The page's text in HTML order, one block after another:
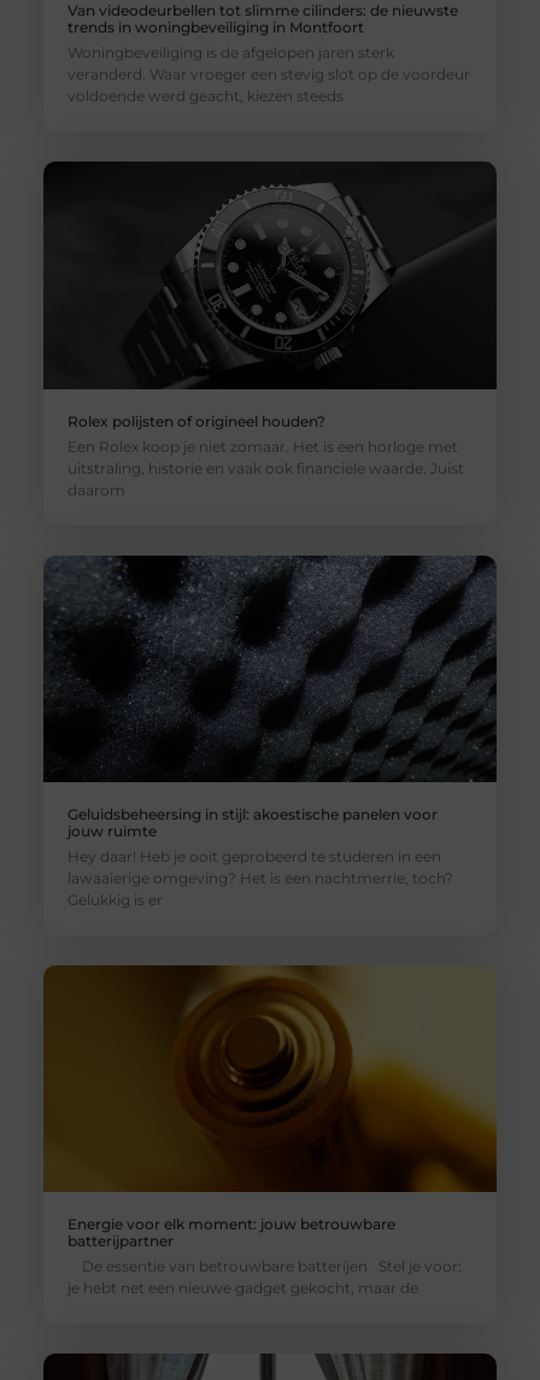
Van videodeurbellen tot slimme cilinders: de nieuwste
trends in woningbeveiliging in Montfoort
Woningbeveiliging is de afgelopen jaren sterk
veranderd. Waar vroeger een stevig slot op de voordeur
voldoende werd geacht, kiezen steeds
Rolex polijsten of origineel houden?
Een Rolex koop je niet zomaar. Het is een horloge met
uitstraling, historie en vaak ook financiële waarde. Juist
daarom
Geluidsbeheersing in stijl: akoestische panelen voor
jouw ruimte
Hey daar! Heb je ooit geprobeerd te studeren in een
lawaaierige omgeving? Het is een nachtmerrie, toch?
Gelukkig is er
Energie voor elk moment: jouw betrouwbare
batterijpartner
De essentie van betrouwbare batterijen Stel je voor:
je hebt net een nieuwe gadget gekocht, maar de